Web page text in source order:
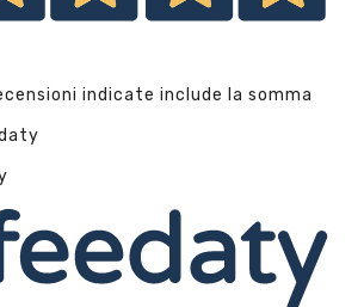
indicate include la somma